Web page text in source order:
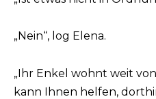
„Nein“, log Elena.
„Ihr Enkel wohnt weit
kann Ihnen helfen,